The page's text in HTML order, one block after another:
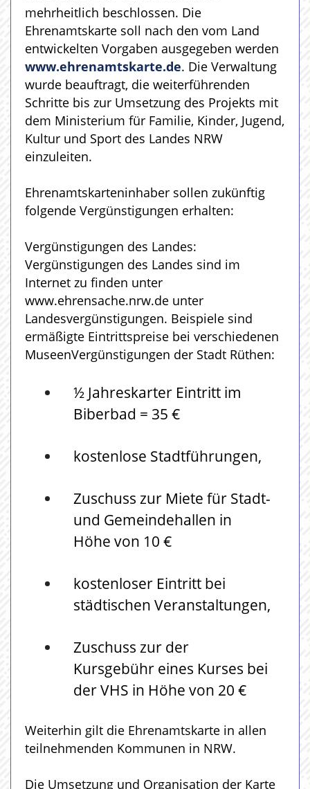
mehrheitlich beschlossen. Die
Ehrenamtskarte soll nach den vom Land
entwickelten Vorgaben ausgegeben werden
www.ehrenamtskarte.de. Die Verwaltung
wurde beauftragt, die weiterführenden
Schritte bis zur Umsetzung des Projekts mit
dem Ministerium für Familie, Kinder, Jugend,
Kultur und Sport des Landes NRW
einzuleiten.
Ehrenamtskarteninhaber sollen zukünftig
folgende Vergünstigungen erhalten:
Vergünstigungen des Landes:
Vergünstigungen des Landes sind im
Internet zu finden unter
www.ehrensache.nrw.de‎ unter
Landesvergünstigungen. Beispiele sind
ermäßigte Eintrittspreise bei verschiedenen
MuseenVergünstigungen der Stadt Rüthen:
½ Jahreskarter Eintritt im
Biberbad = 35 €
kostenlose Stadtführungen,
Zuschuss zur Miete für Stadt-
und Gemeindehallen in
Höhe von 10 €
kostenloser Eintritt bei
städtischen Veranstaltungen,
Zuschuss zur der
Kursgebühr eines Kurses bei
der VHS in Höhe von 20 €
Weiterhin gilt die Ehrenamtskarte in allen
teilnehmenden Kommunen in NRW.
Die Umsetzung und Organisation der Karte